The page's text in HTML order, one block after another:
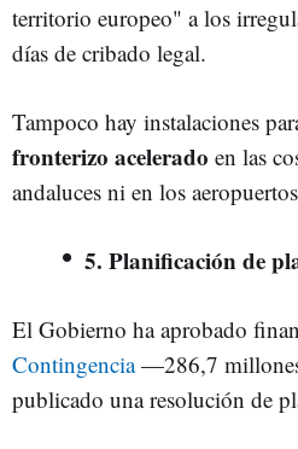
territorio europeo" a los
días de cribado legal.
Tampoco hay instalaciones
fronterizo acelerado en las
andaluces ni en los
5. Planificación de
El Gobierno ha aprobado
Contingencia—286,7
publicado una resolución de